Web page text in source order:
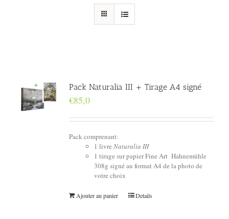
Pack Naturalia III + Tirage A4 signé
€85,0
Pack comprenant:
1 livre Naturalia III
1 tirage sur papier Fine Art Hahnemühle
308g signé au format A4 de la photo de
votre choix
Ajouter au panier Details